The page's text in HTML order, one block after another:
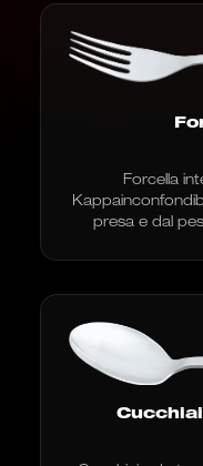
Forcella
presa e dal